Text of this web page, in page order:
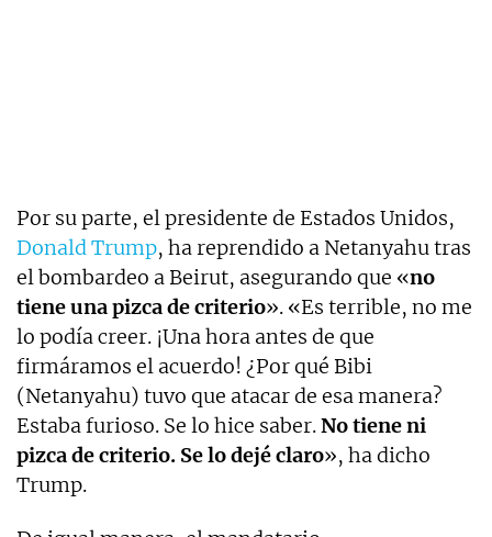
Por su parte, el presidente de Estados Unidos,
Donald Trump, ha reprendido a Netanyahu tras
el bombardeo a Beirut, asegurando que «no
tiene una pizca de criterio». «Es terrible, no me
lo podía creer. ¡Una hora antes de que
firmáramos el acuerdo! ¿Por qué Bibi
(Netanyahu) tuvo que atacar de esa manera?
Estaba furioso. Se lo hice saber.No tiene ni
pizca de criterio. Se lo dejé claro», ha dicho
Trump.